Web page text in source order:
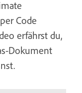
Code
erfährst du,
Dokument